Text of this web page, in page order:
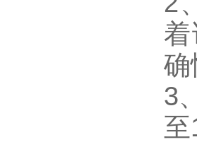
确
3